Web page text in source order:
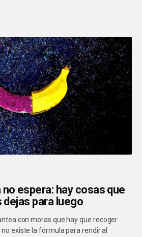
espera: hay cosas que
dejas para luego
con moras que hay que recoger
existe la fórmula para rendir al